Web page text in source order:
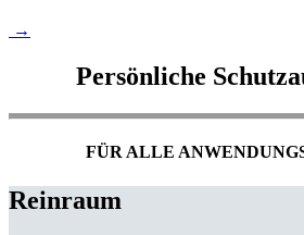
→
Persönliche
FÜR ALLE
Reinraum